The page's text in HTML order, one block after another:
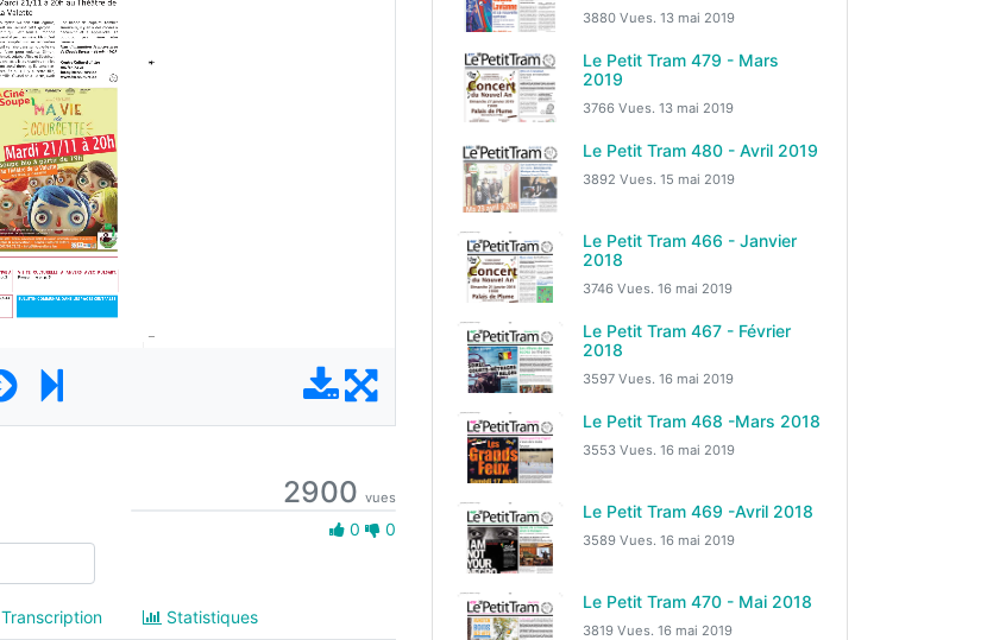
2900 vues
0 0
Transcription Statistiques
3880 Vues. 13 mai 2019
Le Petit Tram 479 - Mars
2019
3766 Vues. 13 mai 2019
Le Petit Tram 480 - Avril 2019
3892 Vues. 15 mai 2019
Le Petit Tram 466 - Janvier
2018
3746 Vues. 16 mai 2019
Le Petit Tram 467 - Février
2018
3597 Vues. 16 mai 2019
Le Petit Tram 468 -Mars 2018
3553 Vues. 16 mai 2019
Le Petit Tram 469 -Avril 2018
3589 Vues. 16 mai 2019
Le Petit Tram 470 - Mai 2018
3819 Vues. 16 mai 2019